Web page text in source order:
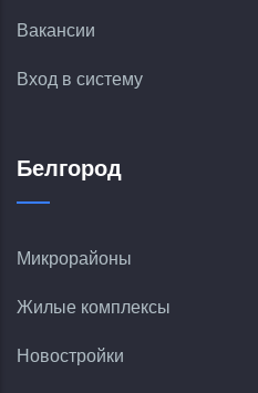
Вакансии
Вход в систему
Белгород
Микрорайоны
Жилые комплексы
Новостройки